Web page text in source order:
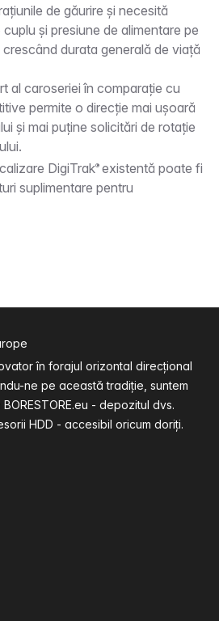
de găurire și necesită
și presiune de alimentare pe
durata generală de viață
al caroseriei în comparație cu
permite o direcție mai ușoară
și mai puține solicitări de rotație
DigiTrak® existentă poate fi
suplimentare pentru
în forajul orizontal direcțional
ne pe această tradiție, suntem
- depozitul dvs.
HDD - accesibil oricum doriți.